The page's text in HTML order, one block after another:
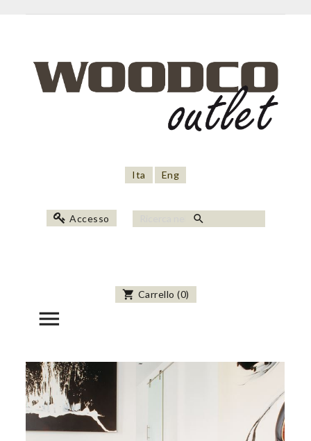
Ita Eng
Accesso search
Carrello (0)
shopping_cart
menu